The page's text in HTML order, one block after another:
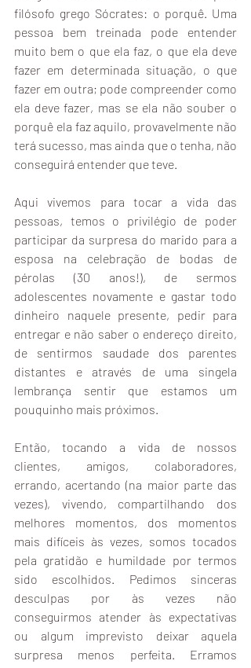
filósofo grego Sócrates: o porquê. Uma
pessoa bem treinada pode entender
muito bem o que ela faz, o que ela deve
fazer em determinada situação, o que
fazer em outra; pode compreender como
ela deve fazer, mas se ela não souber o
porquê ela faz aquilo, provavelmente não
terá sucesso, mas ainda que o tenha, não
conseguirá entender que teve.
Aqui vivemos para tocar a vida das
pessoas, temos o privilégio de poder
participar da surpresa do marido para a
esposa na celebração de bodas de
pérolas (30 anos!), de sermos
adolescentes novamente e gastar todo
dinheiro naquele presente, pedir para
entregar e não saber o endereço direito,
de sentirmos saudade dos parentes
distantes e através de uma singela
lembrança sentir que estamos um
pouquinho mais próximos.
Então, tocando a vida de nossos
clientes, amigos, colaboradores,
errando, acertando (na maior parte das
vezes), vivendo, compartilhando dos
melhores momentos, dos momentos
mais difíceis às vezes, somos tocados
pela gratidão e humildade por termos
sido escolhidos. Pedimos sinceras
desculpas por às vezes não
conseguirmos atender às expectativas
ou algum imprevisto deixar aquela
surpresa menos perfeita. Erramos